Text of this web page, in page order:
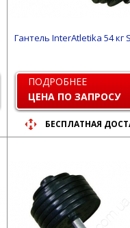
Гантель InterAtletika 54 кг
ПОДРОБНЕЕ
ЦЕНА ПО ЗАПРОСУ
БЕСПЛАТНАЯ